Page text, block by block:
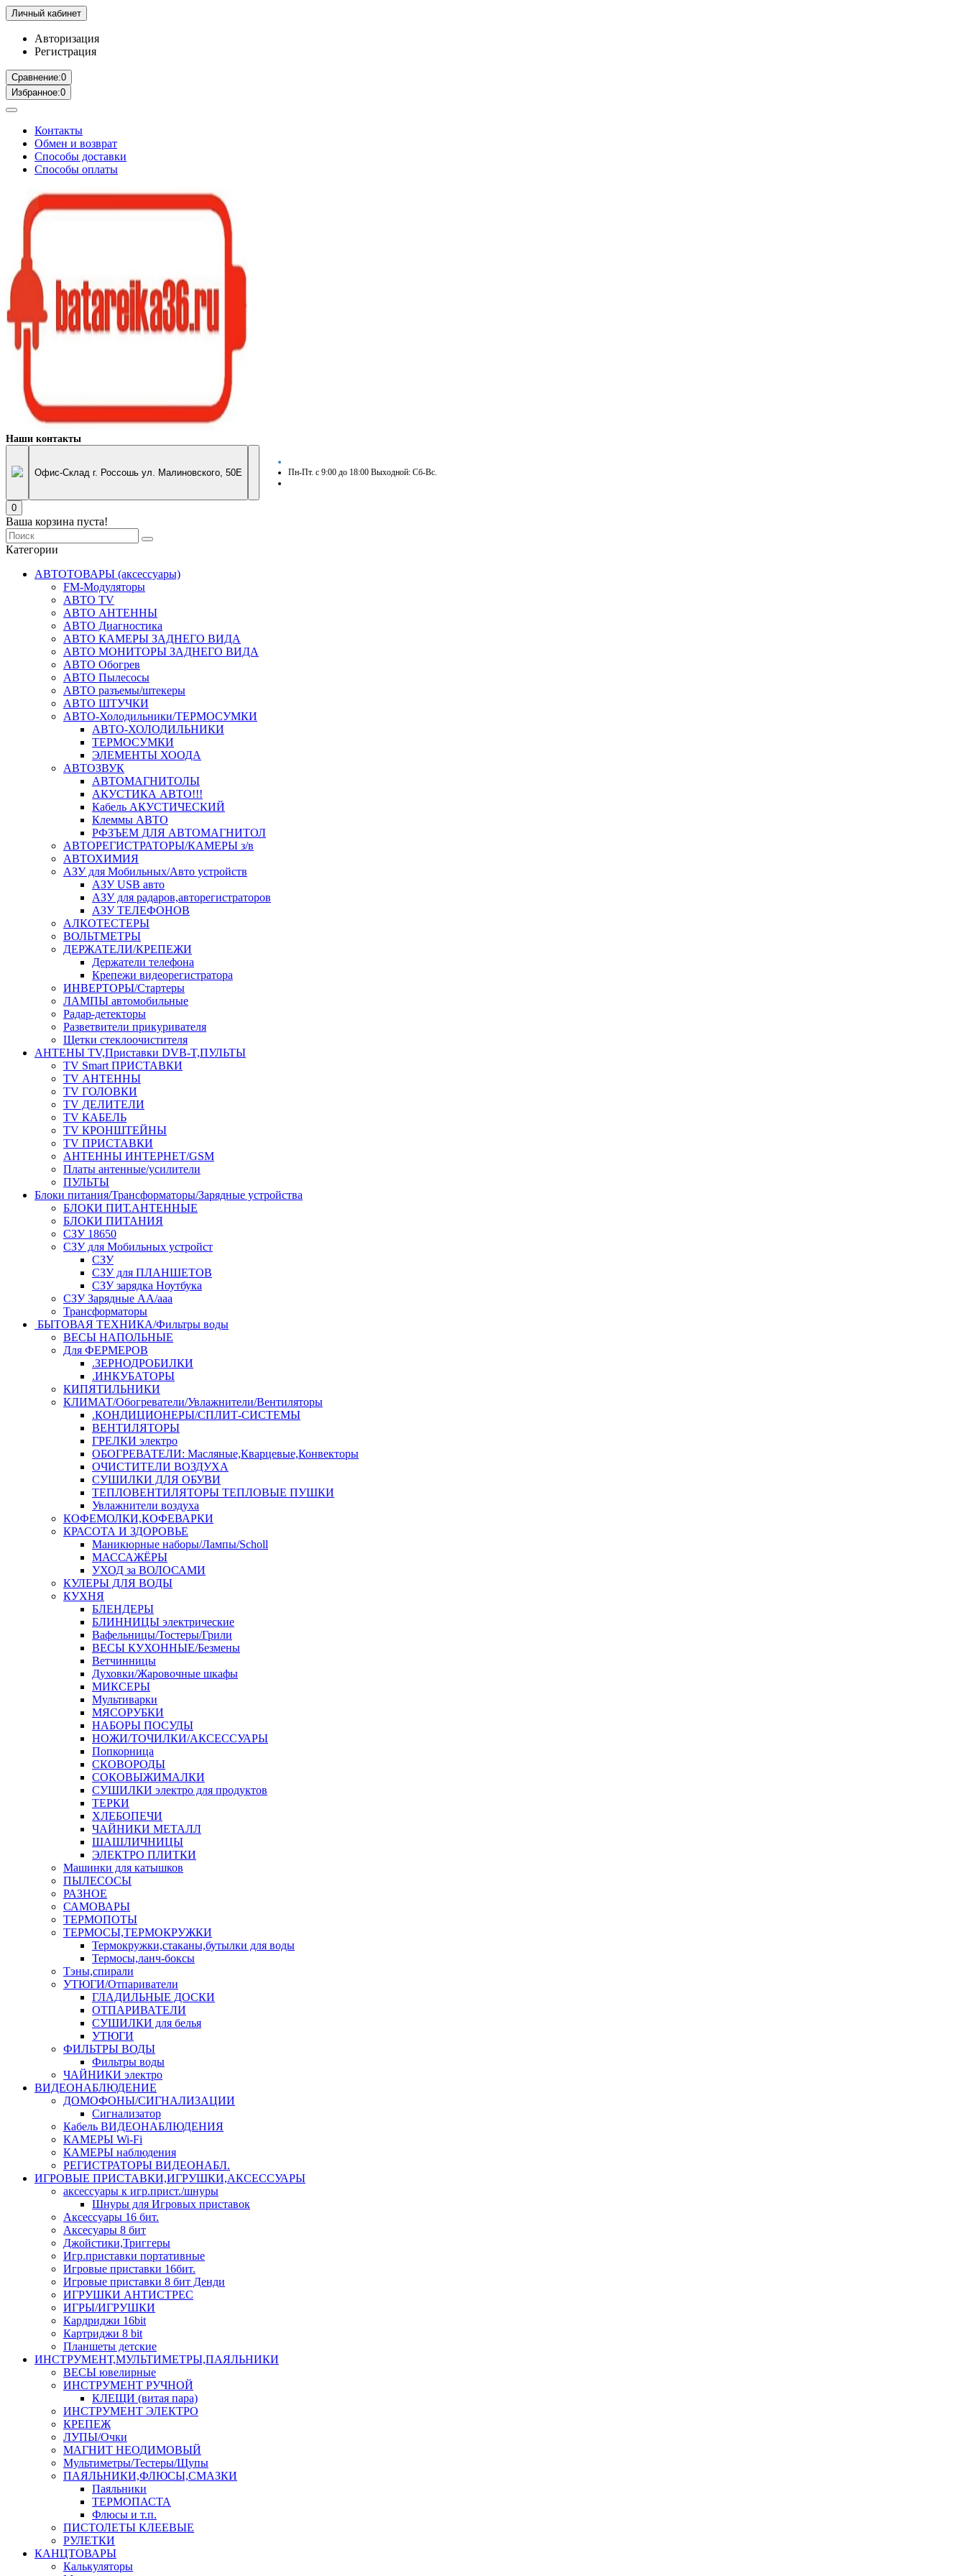
Личный кабинет
Авторизация
Регистрация
Сравнение:0
Избранное:0
Контакты
Обмен и возврат
Способы доставки
Способы оплаты
Наши контакты
Офис-Склад г. Россошь ул. Малиновского, 50Е Пн-Пт. с 9:00 до 18:00 Выходной: Сб-Вс.
0
Ваша корзина пуста!
Категории
АВТОТОВАРЫ (аксессуары)
FM-Модуляторы
АВТО TV
АВТО АНТЕННЫ
АВТО Диагностика
АВТО КАМЕРЫ ЗАДНЕГО ВИДА
АВТО МОНИТОРЫ ЗАДНЕГО ВИДА
АВТО Обогрев
АВТО Пылесосы
АВТО разъемы/штекеры
АВТО ШТУЧКИ
АВТО-Холодильники/ТЕРМОСУМКИ
АВТО-ХОЛОДИЛЬНИКИ
ТЕРМОСУМКИ
ЭЛЕМЕНТЫ ХООДА
АВТОЗВУК
АВТОМАГНИТОЛЫ
АКУСТИКА АВТО!!!
Кабель АКУСТИЧЕСКИЙ
Клеммы АВТО
РФЗЪЕМ ДЛЯ АВТОМАГНИТОЛ
АВТОРЕГИСТРАТОРЫ/КАМЕРЫ з/в
АВТОХИМИЯ
АЗУ для Мобильных/Авто устройств
АЗУ USB авто
АЗУ для радаров,авторегистраторов
АЗУ ТЕЛЕФОНОВ
АЛКОТЕСТЕРЫ
ВОЛЬТМЕТРЫ
ДЕРЖАТЕЛИ/КРЕПЕЖИ
Держатели телефона
Крепежи видеорегистратора
ИНВЕРТОРЫ/Стартеры
ЛАМПЫ автомобильные
Радар-детекторы
Разветвители прикуривателя
Щетки стеклоочистителя
АНТЕНЫ ТV,Приставки DVB-T,ПУЛЬТЫ
TV Smart ПРИСТАВКИ
TV АНТЕННЫ
TV ГОЛОВКИ
TV ДЕЛИТЕЛИ
TV КАБЕЛЬ
TV КРОНШТЕЙНЫ
TV ПРИСТАВКИ
АНТЕННЫ ИНТЕРНЕТ/GSM
Платы антенные/усилители
ПУЛЬТЫ
Блоки питания/Трансформаторы/Зарядные устройства
БЛОКИ ПИТ.АНТЕННЫЕ
БЛОКИ ПИТАНИЯ
СЗУ 18650
СЗУ для Мобильных устройст
СЗУ
СЗУ для ПЛАНШЕТОВ
СЗУ зарядка Ноутбука
СЗУ Зарядные АА/ааа
Трансформаторы
БЫТОВАЯ ТЕХНИКА/Фильтры воды
ВЕСЫ НАПОЛЬНЫЕ
Для ФЕРМЕРОВ
.ЗЕРНОДРОБИЛКИ
.ИНКУБАТОРЫ
КИПЯТИЛЬНИКИ
КЛИМАТ/Обогреватели/Увлажнители/Вентиляторы
.КОНДИЦИОНЕРЫ/СПЛИТ-СИСТЕМЫ
ВЕНТИЛЯТОРЫ
ГРЕЛКИ электро
ОБОГРЕВАТЕЛИ: Масляные,Кварцевые,Конвекторы
ОЧИСТИТЕЛИ ВОЗДУХА
СУШИЛКИ ДЛЯ ОБУВИ
ТЕПЛОВЕНТИЛЯТОРЫ ТЕПЛОВЫЕ ПУШКИ
Увлажнители воздуха
КОФЕМОЛКИ,КОФЕВАРКИ
КРАСОТА И ЗДОРОВЬЕ
Маникюрные наборы/Лампы/Scholl
МАССАЖЁРЫ
УХОД за ВОЛОСАМИ
КУЛЕРЫ ДЛЯ ВОДЫ
КУХНЯ
БЛЕНДЕРЫ
БЛИННИЦЫ электрические
Вафельницы/Тостеры/Грили
ВЕСЫ КУХОННЫЕ/Безмены
Ветчинницы
Духовки/Жаровочные шкафы
МИКСЕРЫ
Мультиварки
МЯСОРУБКИ
НАБОРЫ ПОСУДЫ
НОЖИ/ТОЧИЛКИ/АКСЕССУАРЫ
Попкорница
СКОВОРОДЫ
СОКОВЫЖИМАЛКИ
СУШИЛКИ электро для продуктов
ТЕРКИ
ХЛЕБОПЕЧИ
ЧАЙНИКИ МЕТАЛЛ
ШАШЛИЧНИЦЫ
ЭЛЕКТРО ПЛИТКИ
Машинки для катышков
ПЫЛЕСОСЫ
РАЗНОЕ
САМОВАРЫ
ТЕРМОПОТЫ
ТЕРМОСЫ,ТЕРМОКРУЖКИ
Термокружки,стаканы,бутылки для воды
Термосы,ланч-боксы
Тэны,спирали
УТЮГИ/Отпариватели
ГЛАДИЛЬНЫЕ ДОСКИ
ОТПАРИВАТЕЛИ
СУШИЛКИ для белья
УТЮГИ
ФИЛЬТРЫ ВОДЫ
Фильтры воды
ЧАЙНИКИ электро
ВИДЕОНАБЛЮДЕНИЕ
ДОМОФОНЫ/СИГНАЛИЗАЦИИ
Сигнализатор
Кабель ВИДЕОНАБЛЮДЕНИЯ
КАМЕРЫ Wi-Fi
КАМЕРЫ наблюдения
РЕГИСТРАТОРЫ ВИДЕОНАБЛ.
ИГРОВЫЕ ПРИСТАВКИ,ИГРУШКИ,АКСЕССУАРЫ
аксесcуары к игр.прист./шнуры
Шнуры для Игровых приставок
Аксессуары 16 бит.
Аксесуары 8 бит
Джойстики,Триггеры
Игр.приставки портативные
Игровые приставки 16бит.
Игровые приставки 8 бит Денди
ИГРУШКИ АНТИСТРЕС
ИГРЫ/ИГРУШКИ
Кардриджи 16bit
Картриджи 8 bit
Планшеты детские
ИНСТРУМЕНТ,МУЛЬТИМЕТРЫ,ПАЯЛЬНИКИ
ВЕСЫ ювелирные
ИНСТРУМЕНТ РУЧНОЙ
КЛЕЩИ (витая пара)
ИНСТРУМЕНТ ЭЛЕКТРО
КРЕПЕЖ
ЛУПЫ/Очки
МАГНИТ НЕОДИМОВЫЙ
Мультиметры/Тестеры/Щупы
ПАЯЛЬНИКИ,ФЛЮСЫ,СМАЗКИ
Паяльники
ТЕРМОПАСТА
Флюсы и т.п.
ПИСТОЛЕТЫ КЛЕЕВЫЕ
РУЛЕТКИ
КАНЦТОВАРЫ
Калькуляторы